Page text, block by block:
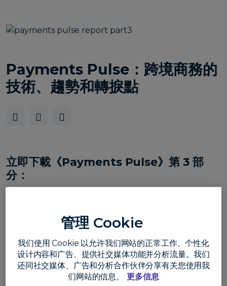
Payments Pulse：跨境商務的
技術、趨勢和轉捩點
立即下載《Payments Pulse》第 3 部
分：
最終報告並探索：
詐騙分子如何利用人工智能製作深度偽造影片、複製聲
音與合成身份。
為甚麼傳統的詐騙偵測無法跟上機器速度的威脅。
金融機構如何透過聯邦學習、解釋人工智能與即時監控
管理 Cookie
我们使用 Cookie 以允许我们网站的正常工作、个性化
设计内容和广告、提供社交媒体功能并分析流量。我们
还同社交媒体、广告和分析合作伙伴分享有关您使用我
们网站的信息。
更多信息